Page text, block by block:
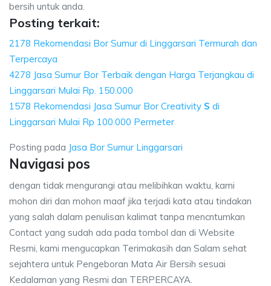
bersih untuk anda.
Posting terkait:
2178 Rekomendasi Bor Sumur di Linggarsari Termurah dan
Terpercaya
4278 Jasa Sumur Bor Terbaik dengan Harga Terjangkau di
Linggarsari Mulai Rp. 150.000
1578 Rekomendasi Jasa Sumur Bor Creativity S di
Linggarsari Mulai Rp 100.000 Permeter
Posting pada Jasa Bor Sumur Linggarsari
Navigasi pos
dengan tidak mengurangi atau melibihkan waktu, kami
mohon diri dan mohon maaf jika terjadi kata atau tindakan
yang salah dalam penulisan kalimat tanpa mencntumkan
Contact yang sudah ada pada tombol dan di Website
Resmi, kami mengucapkan Terimakasih dan Salam sehat
sejahtera untuk Pengeboran Mata Air Bersih sesuai
Kedalaman yang Resmi dan TERPERCAYA.